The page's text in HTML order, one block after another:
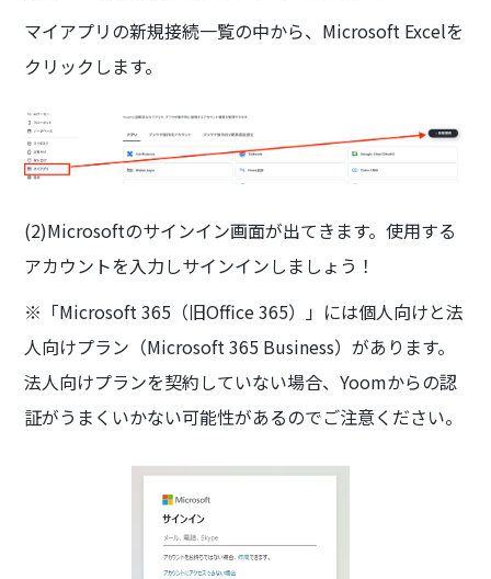
マイアプリの新規接続一覧の中から、Microsoft Excelを
クリックします。
(2)Microsoftのサインイン画面が出てきます。使用する
アカウントを入力しサインインしましょう！
※「Microsoft 365（旧Office 365）」には個人向けと法
人向けプラン（Microsoft 365 Business）があります。
法人向けプランを契約していない場合、Yoomからの認
証がうまくいかない可能性があるのでご注意ください。